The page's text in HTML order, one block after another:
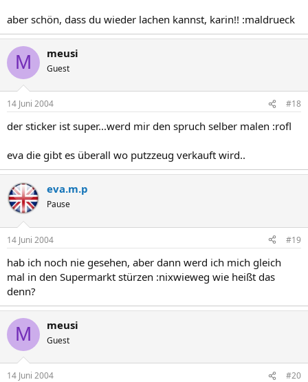
aber schön, dass du wieder lachen kannst, karin!! :maldrueck
M meusi
Guest
14 Juni 2004 #18
der sticker ist super...werd mir den spruch selber malen :rofl
eva die gibt es überall wo putzzeug verkauft wird..
eva.m.p
Pause
14 Juni 2004 #19
hab ich noch nie gesehen, aber dann werd ich mich gleich
mal in den Supermarkt stürzen :nixwieweg wie heißt das
denn?
M meusi
Guest
14 Juni 2004 #20